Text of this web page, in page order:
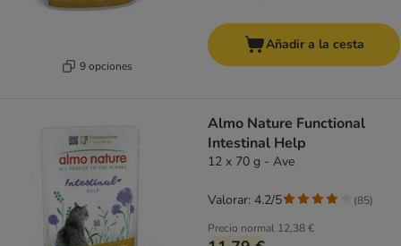
9 opciones
Añadir a la cesta
Almo Nature Functional
Intestinal Help
12 x 70 g - Ave
Precio normal 12,38 €
Valorar: 4.2/5 (85)